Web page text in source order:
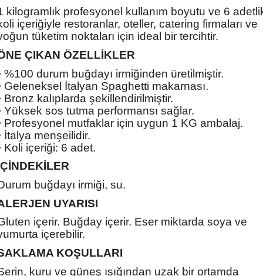
kilogramlık profesyonel kullanım boyutu ve 6
içeriğiyle restoranlar, oteller, catering firmaları ve
tüketim noktaları için ideal bir tercihtir.
ÇIKAN ÖZELLİKLER
%100 durum buğdayı irmiğinden üretilmiştir.
Geleneksel İtalyan Spaghetti makarnası.
Bronz kalıplarda şekillendirilmiştir.
Yüksek sos tutma performansı sağlar.
Profesyonel mutfaklar için uygun 1 KG ambalaj.
İtalya menşeilidir.
Koli içeriği: 6 adet.
buğdayı irmiği, su.
UYARISI
içerir. Buğday içerir. Eser miktarda soya ve
içerebilir.
KOŞULLARI
kuru ve güneş ışığından uzak bir ortamda